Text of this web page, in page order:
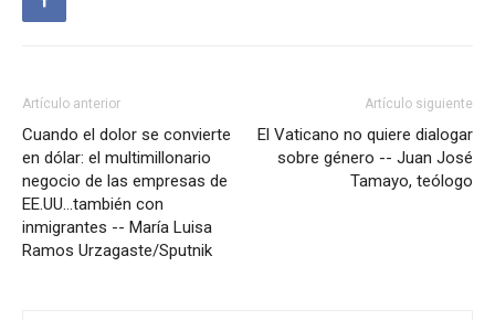
Artículo anterior
Cuando el dolor se convierte
en dólar: el multimillonario
negocio de las empresas de
EE.UU…también con
inmigrantes -- María Luisa
Ramos Urzagaste/Sputnik
Artículo siguiente
El Vaticano no quiere dialogar
sobre género -- Juan José
Tamayo, teólogo